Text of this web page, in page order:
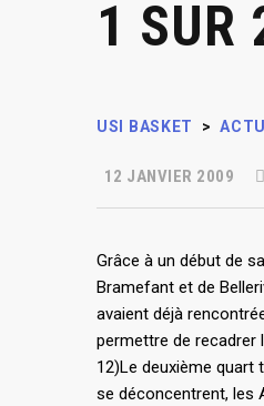
1 SUR
USI BASKET >
12 JANVIER 2009
Grâce à un début de
Bramefant et de
avaient déjà
permettre de recadrer
12)Le deuxième quart
se déconcentrent, les